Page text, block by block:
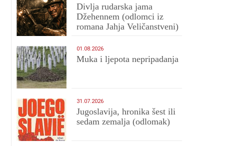
Divlja rudarska jama
Džehennem (odlomci iz
romana Jahja Veličanstveni)
01.08.2026
Muka i ljepota nepripadanja
31.07.2026
Jugoslavija, hronika šest ili
sedam zemalja (odlomak)